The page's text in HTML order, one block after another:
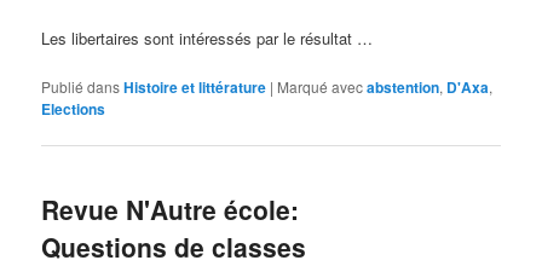
Les libertaires sont intéressés par le résultat …
Publié dansHistoire et littérature | Marqué avecabstention, D'Axa,
Elections
Revue N'Autre école:
Questions de classes